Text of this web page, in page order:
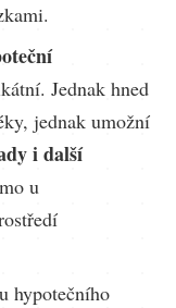
Jednak hned
jednak umožní
i další
u
hypotečního